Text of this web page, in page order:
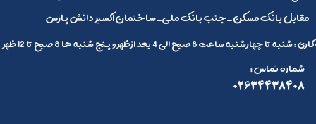
مقابل بانک مسکن_جنب بانک ملی_ساختمان اکسیر دانش پارس
چهارشنبه ساعت 8 صبح الی 4 بعد ازظهر و پنج شنبه ها 8 صبح تا 12 ظهر
: شماره تماس
02634438408